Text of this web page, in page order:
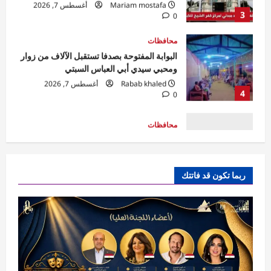
4
البوابة المفتوحة بصدفا تستقبل الآلاف من زوار
ومحبي سيدي أبي العباس السبتي
0
محافظات
مهرجان الصيف الدولي بمكتبة الإسكندرية
1
مهرجان القاهرة الدولي للطفل العربي يعلن
تشكيل اللجنة العليا للدورة الرابعة
shorouk
أغسطس 7, 2026 0
محافظات
ضربات متزامنة بالمحافظة.. إزالة تعديات
وحملات نظافة وإشغالات في أحياء بورسعيد
ربما تكون قد فاتتك